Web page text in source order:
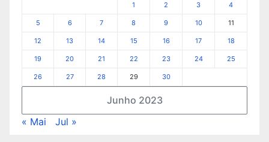
Junho 2023
1 2 3 4
5 6 7 8 9 10 11
12 13 14 15 16 17 18
19 20 21 22 23 24 25
26 27 28 29 30
« Mai Jul »